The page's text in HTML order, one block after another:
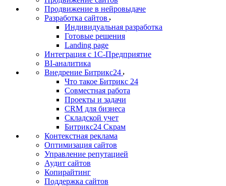
Продвижение в нейровыдаче
Разработка сайтов
Индивидуальная разработка
Готовые решения
Landing page
Интеграция с 1С-Предприятие
BI-аналитика
Внедрение Битрикс24
Что такое Битрикс 24
Совместная работа
Проекты и задачи
СRМ для бизнеса
Складской учет
Битрикс24 Скрам
Контекстная реклама
Оптимизация сайтов
Управление репутацией
Аудит сайтов
Копирайтинг
Поддержка сайтов